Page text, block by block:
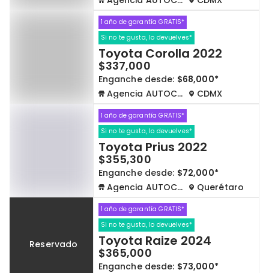
1 año de garantía GRATIS*
Si no te gusta, lo devuelves*
Toyota Corolla 2022
$337,000
Enganche desde: $68,000*
Agencia AUTOCOM
CDMX
1 año de garantía GRATIS*
Si no te gusta, lo devuelves*
Toyota Prius 2022
$355,300
Enganche desde: $72,000*
Agencia AUTOCOM
Querétaro
Reservado
1 año de garantía GRATIS*
Si no te gusta, lo devuelves*
Toyota Raize 2024
$365,000
Enganche desde: $73,000*